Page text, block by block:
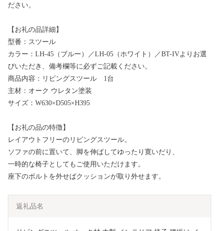
ださい。
【お礼の品詳細】
型番：スツール
カラー：LH-45（ブルー）／LH-05（ホワイト）／BT-IVよりお選
びいただき、備考欄等に必ずご記載ください。
商品内容：リビングスツール 1台
主材：オーク ウレタン塗装
サイズ：W630×D505×H395
【お礼の品の特徴】
レイアウトフリーのリビングスツール。
ソファの前に置いて、脚を伸ばしてゆったり寛いだり、
一時的な椅子としてもご使用いただけます。
座下のボルトを外せばクッションが取り外せます。
返礼品名